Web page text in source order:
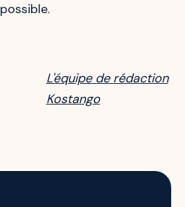
possible.
L'équipe de rédaction
Kostango